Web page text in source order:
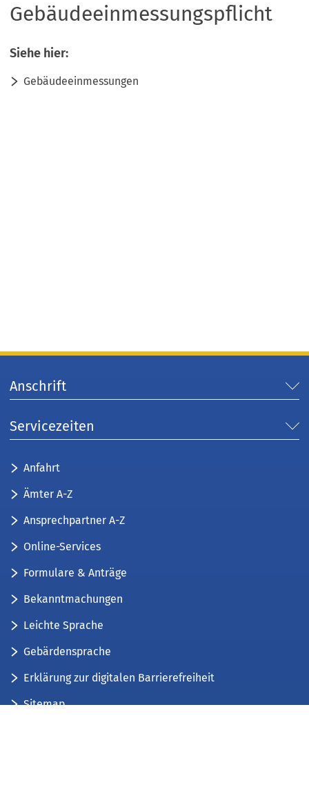
Gebäudeeinmessungspflicht
Siehe hier:
Gebäudeeinmessungen
Anschrift
Servicezeiten
Anfahrt
Ämter A-Z
Ansprechpartner A-Z
Online-Services
Formulare & Anträge
Bekanntmachungen
Leichte Sprache
Gebärdensprache
Erklärung zur digitalen Barrierefreiheit
Sitemap